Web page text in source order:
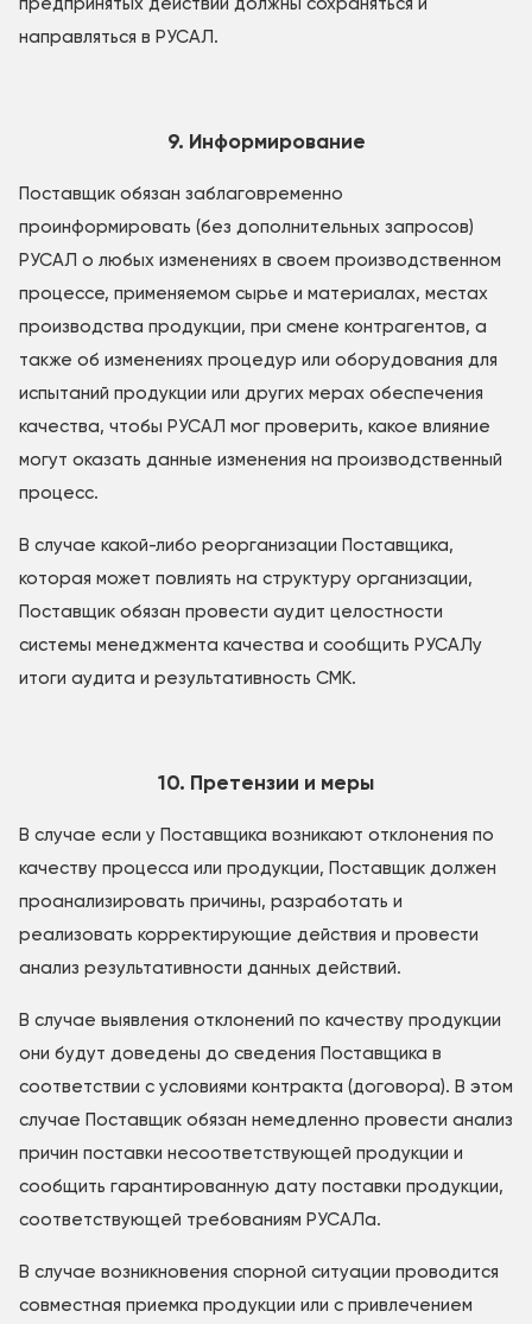
направляться в РУСАЛ.
9. Информирование
Поставщик обязан заблаговременно
проинформировать (без дополнительных запросов)
РУСАЛ о любых изменениях в своем производственном
процессе, применяемом сырье и материалах, местах
производства продукции, при смене контрагентов, а
также об изменениях процедур или оборудования для
испытаний продукции или других мерах обеспечения
качества, чтобы РУСАЛ мог проверить, какое влияние
могут оказать данные изменения на производственный
процесс.
В случае какой-либо реорганизации Поставщика,
которая может повлиять на структуру организации,
Поставщик обязан провести аудит целостности
системы менеджмента качества и сообщить РУСАЛу
итоги аудита и результативность СМК.
10. Претензии и меры
В случае если у Поставщика возникают отклонения по
качеству процесса или продукции, Поставщик должен
проанализировать причины, разработать и
реализовать корректирующие действия и провести
анализ результативности данных действий.
В случае выявления отклонений по качеству продукции
они будут доведены до сведения Поставщика в
соответствии с условиями контракта (договора). В этом
случае Поставщик обязан немедленно провести анализ
причин поставки несоответствующей продукции и
сообщить гарантированную дату поставки продукции,
соответствующей требованиям РУСАЛа.
В случае возникновения спорной ситуации проводится
совместная приемка продукции или с привлечением